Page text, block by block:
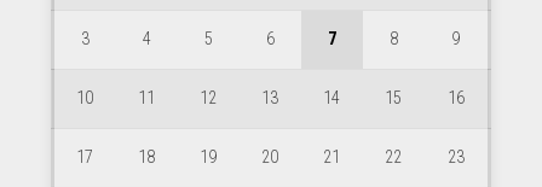
3 4 5 6 7 8 9
10 11 12 13 14 15 16
17 18 19 20 21 22 23